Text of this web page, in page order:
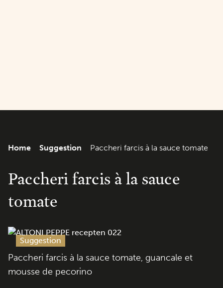
Home Suggestion Paccheri farcis à la sauce tomate
Paccheri farcis à la sauce
tomate
Suggestion
Paccheri farcis à la sauce tomate, guancale et
mousse de pecorino